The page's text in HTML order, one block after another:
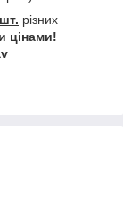
різних
цінами!